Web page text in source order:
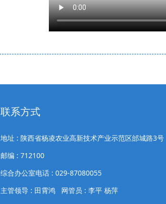
联系方式
地址 : 陕西省杨凌农业高新技术产业示范区邰城路3号
邮编 : 712100
综合办公室电话 : 029-87080055
主管领导 : 田霄鸿 网管员 : 李平 杨萍